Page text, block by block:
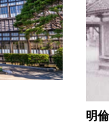
明